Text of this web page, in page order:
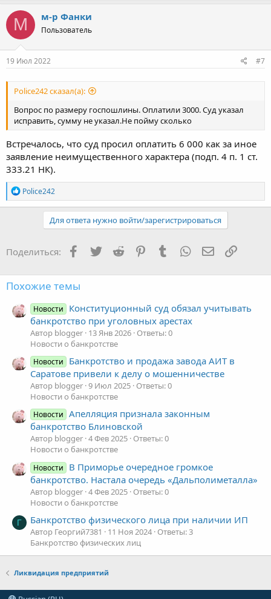
М м-р Фанки
Пользователь
19 Июл 2022 #7
Police242 сказал(а):
Вопрос по размеру госпошлины. Оплатили 3000. Суд указал
исправить, сумму не указал.Не пойму сколько
Встречалось, что суд просил оплатить 6 000 как за иное
заявление неимущественного характера (подп. 4 п. 1 ст.
333.21 НК).
Р
е
а
и
:
Police242
Для ответа нужно войти/зарегистрироваться
Поделиться: Facebook
TwitterReddit PinterestTumblr WhatsApp Ссылка
Похожие темы
Новости
Конституционный суд обязал учитывать
банкротство при уголовных арестах
Автор blogger 13 Янв 2026 Ответы: 0
Новости о банкротстве
Новости
Банкротство и продажа завода АИТ в
Саратове привели к делу о мошенничестве
Автор blogger 9 Июл 2025 Ответы: 0
Новости о банкротстве
Новости
Апелляция признала законным
банкротство Блиновской
Автор blogger 4 Фев 2025 Ответы: 0
Новости о банкротстве
Новости
В Приморье очередное громкое
банкротство. Настала очередь «Дальполиметалла»
Автор blogger 4 Фев 2025 Ответы: 0
Новости о банкротстве
Г Банкротство физического лица при наличии ИП
Автор Георгий7381 11 Ноя 2024 Ответы: 3
Банкротство физических лиц
Ликвидация предприятий